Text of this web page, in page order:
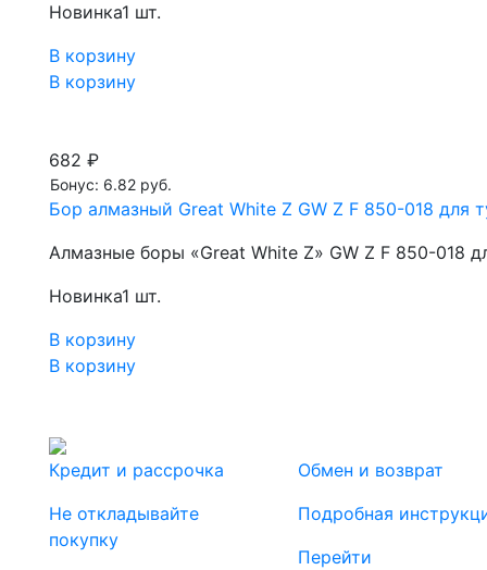
Новинка1 шт.
В корзину
В корзину
682 ₽
Бонус: 6.82 руб.
Бор алмазный Great White Z GW Z F 850-018 для
Алмазные боры «Great White Z» GW Z F 850-018
Новинка1 шт.
В корзину
В корзину
Кредит и рассрочка
Не откладывайте
покупку
Обмен и возврат
Подробная
Перейти